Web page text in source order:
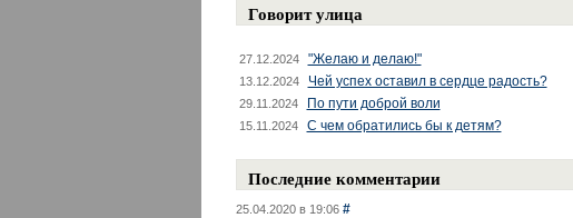
Говорит улица
27.12.2024 "Желаю и делаю!"
13.12.2024 Чей успех оставил в сердце радость?
29.11.2024 По пути доброй воли
15.11.2024 С чем обратились бы к детям?
Последние комментарии
25.04.2020 в 19:06 #